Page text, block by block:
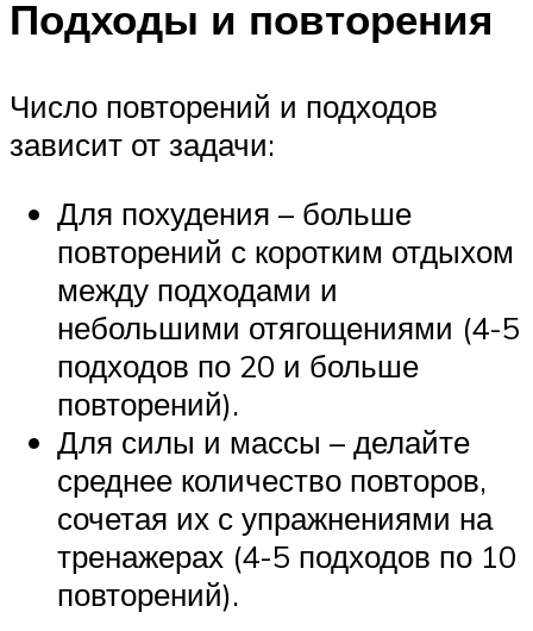
Подходы и повторения
Число повторений и подходов
зависит от задачи:
Для похудения – больше
повторений с коротким отдыхом
между подходами и
небольшими отягощениями (4-5
подходов по 20 и больше
повторений).
Для силы и массы – делайте
среднее количество повторов,
сочетая их с упражнениями на
тренажерах (4-5 подходов по 10
повторений).